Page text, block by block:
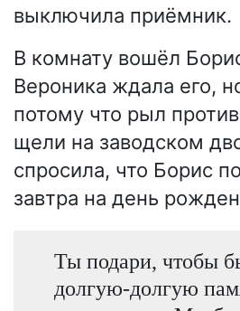
выключила приёмник.
В комнату вошёл
Вероника ждала его,
потому что рыл
щели на заводском
спросила, что Борис
завтра на день
Ты подари, чтобы
долгую-долгую